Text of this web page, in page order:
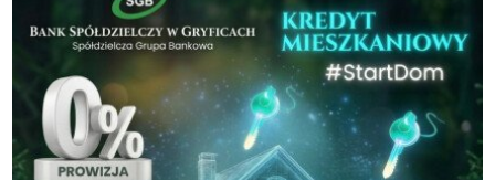
STUDIO SUPERPORTALU
KONTAKT
REDAKCJA
REGULAMIN